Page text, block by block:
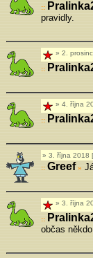
pravidly.
2.
4. října
3. října 2018
Greef»
3. října
občas